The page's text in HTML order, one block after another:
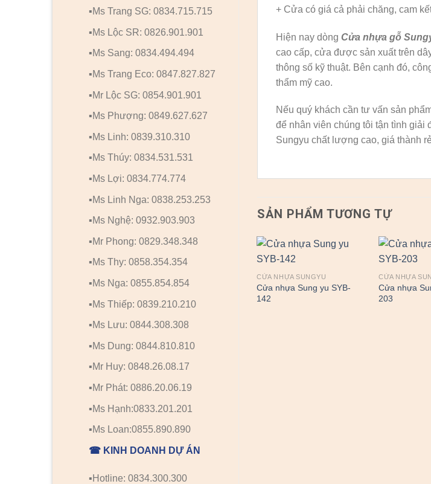
▪️Ms Trang SG: 0834.715.715
▪️Ms Lộc SR: 0826.901.901
▪️Ms Sang: 0834.494.494
▪️Ms Trang Eco: 0847.827.827
▪️Mr Lộc SG: 0854.901.901
▪️Ms Phượng: 0849.627.627
▪️Ms Linh: 0839.310.310
▪️Ms Thúy: 0834.531.531
▪️Ms Lợi: 0834.774.774
▪️Ms Linh Nga: 0838.253.253
▪️Ms Nghệ: 0932.903.903
▪️Mr Phong: 0829.348.348
▪️Ms Thy: 0858.354.354
▪️Ms Nga: 0855.854.854
▪️Ms Thiếp: 0839.210.210
▪️Ms Lưu: 0844.308.308
▪️Ms Dung: 0844.810.810
▪️Mr Huy: 0848.26.08.17
▪️Mr Phát: 0886.20.06.19
▪️Ms Hạnh:0833.201.201
▪️Ms Loan:0855.890.890
☎ KINH DOANH DỰ ÁN
▪️Hotline: 0834.300.300
+ Cửa có giá cả phải chăng, cam
Hiện nay dòng Cửa nhựa gỗ
cao cấp, cửa được sản xuất trên
thông số kỹ thuật. Bên cạnh đó,
thẩm mỹ cao.
Nếu quý khách cần tư vấn sản
để nhân viên chúng tôi tận tình giải
Sungyu chất lượng cao, giá thành
SẢN PHẨM TƯƠNG TỰ
CỬA NHỰA SUNGYU
Cửa nhựa Sung yu SYB-
142
CỬA NHỰA
Cửa nhựa
203